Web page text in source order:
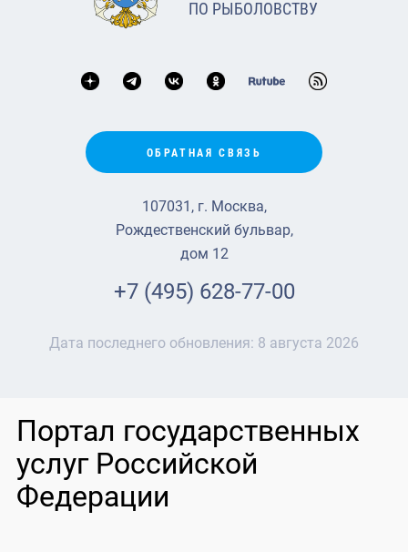
ПО РЫБОЛОВСТВУ
ОБРАТНАЯ СВЯЗЬ
107031, г. Москва,
Рождественский бульвар,
дом 12
+7 (495) 628-77-00
Дата последнего обновления: 8 августа 2026
Портал государственных
услуг Российской
Федерации